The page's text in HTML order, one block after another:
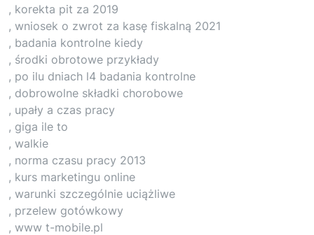
, korekta pit za 2019
, wniosek o zwrot za kasę fiskalną 2021
, badania kontrolne kiedy
, środki obrotowe przykłady
, po ilu dniach l4 badania kontrolne
, dobrowolne składki chorobowe
, upały a czas pracy
, giga ile to
, walkie
, norma czasu pracy 2013
, kurs marketingu online
, warunki szczególnie uciążliwe
, przelew gotówkowy
, www t-mobile.pl